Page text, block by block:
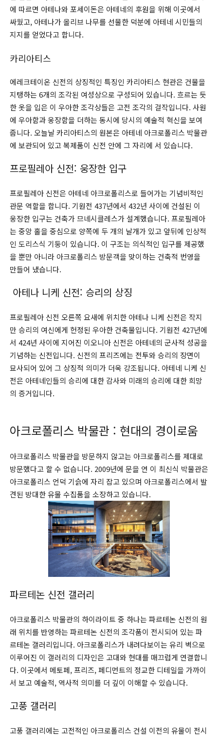
에 따르면 아테나와 포세이돈은 아테네의 후원을 위해 이곳에서
싸웠고, 아테나가 올리브 나무를 선물한 덕분에 아테네 시민들의
지지를 얻었다고 합니다.
카리아티스
에레크테이온 신전의 상징적인 특징인 카리아티스 현관은 건물을
지탱하는 6개의 조각된 여성상으로 구성되어 있습니다. 흐르는 듯
한 옷을 입은 이 우아한 조각상들은 고전 조각의 걸작입니다. 사원
에 우아함과 웅장함을 더하는 동시에 당시의 예술적 혁신을 보여
줍니다. 오늘날 카리아티스의 원본은 아테네 아크로폴리스 박물관
에 보관되어 있고 복제품이 신전 안에 그 자리에 서 있습니다.
프로필레아 신전: 웅장한 입구
프로필레아 신전은 아테네 아크로폴리스로 들어가는 기념비적인
관문 역할을 합니다. 기원전 437년에서 432년 사이에 건설된 이
웅장한 입구는 건축가 므네시클레스가 설계했습니다. 프로필레아
는 중앙 홀을 중심으로 양쪽에 두 개의 날개가 있고 앞뒤에 인상적
인 도리스식 기둥이 있습니다. 이 구조는 의식적인 입구를 제공했
을 뿐만 아니라 아크로폴리스 방문객을 맞이하는 건축적 번영을
만들어 냈습니다.
아테나 니케 신전: 승리의 상징
프로필레아 신전 오른쪽 요새에 위치한 아테나 니케 신전은 작지
만 승리의 여신에게 헌정된 우아한 건축물입니다. 기원전 427년에
서 424년 사이에 지어진 이오니아 신전은 아테네의 군사적 성공을
기념하는 신전입니다. 신전의 프리즈에는 전투와 승리의 장면이
묘사되어 있어 그 상징적 의미가 더욱 강조됩니다. 아테네 니케 신
전은 아테네인들의 승리에 대한 감사와 미래의 승리에 대한 희망
의 증거입니다.
아크로폴리스 박물관 : 현대의 경이로움
아크로폴리스 박물관을 방문하지 않고는 아크로폴리스를 제대로
방문했다고 할 수 없습니다. 2009년에 문을 연 이 최신식 박물관은
아크로폴리스 언덕 기슭에 자리 잡고 있으며 아크로폴리스에서 발
견된 방대한 유물 수집품을 소장하고 있습니다.
파르테논 신전 갤러리
아크로폴리스 박물관의 하이라이트 중 하나는 파르테논 신전의 원
래 위치를 반영하는 파르테논 신전의 조각품이 전시되어 있는 파
르테논 갤러리입니다. 아크로폴리스가 내려다보이는 유리 벽으로
이루어진 이 갤러리의 디자인은 고대와 현대를 매끄럽게 연결합니
다. 이곳에서 메토페, 프리즈, 페디먼트의 정교한 디테일을 가까이
서 보고 예술적, 역사적 의미를 더 깊이 이해할 수 있습니다.
고풍 갤러리
고풍 갤러리에는 고전적인 아크로폴리스 건설 이전의 유물이 전시